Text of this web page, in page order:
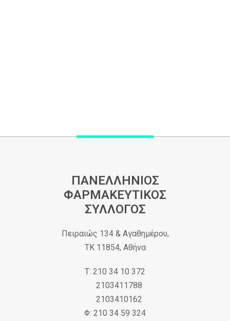
ΠΑΝΕΛΛΗΝΙΟΣ
ΦΑΡΜΑΚΕΥΤΙΚΟΣ
ΣΥΛΛΟΓΟΣ
Πειραιώς 134 & Αγαθημέρου,
ΤΚ 11854, Αθήνα
Τ: 210 34 10 372
2103411788
2103410162
Φ: 210 34 59 324